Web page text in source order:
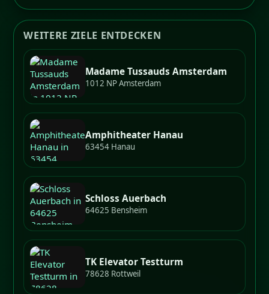
WEITERE ZIELE ENTDECKEN
Madame Tussauds Amsterdam
1012 NP Amsterdam
Amphitheater Hanau
63454 Hanau
Schloss Auerbach
64625 Bensheim
TK Elevator Testturm
78628 Rottweil